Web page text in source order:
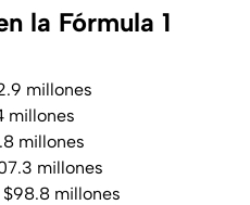
la Fórmula 1
millones
millones
millones
millones
millones